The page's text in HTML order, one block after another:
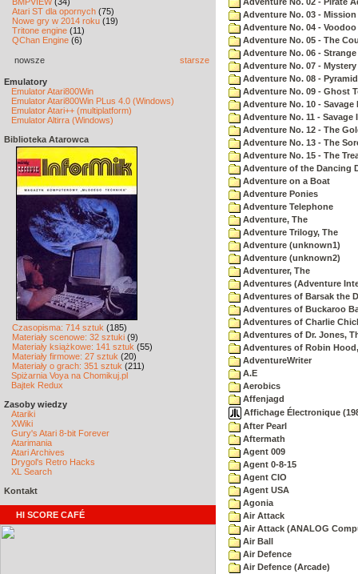
Atari ST dla opornych (75)
Nowe gry w 2014 roku (19)
Tritone engine (11)
QChan Engine (6)
nowsze starsze
Emulatory
Emulator Atari800Win
Emulator Atari800Win PLus 4.0 (Windows)
Emulator Atari++ (multiplatform)
Emulator Altirra (Windows)
Biblioteka Atarowca
Czasopisma: 714 sztuk (185)
Materiały scenowe: 32 sztuki (9)
Materiały książkowe: 141 sztuk (55)
Materiały firmowe: 27 sztuk (20)
Materiały o grach: 351 sztuk (211)
Spiżarnia Voya na Chomikuj.pl
Bajtek Redux
Zasoby wiedzy
Atariki
XWiki
Gury's Atari 8-bit Forever
Atarimania
Atari Archives
Drygol's Retro Hacks
XL Search
Kontakt
HI SCORE CAFÉ
Adventure No. 03 -
Adventure No. 04 - Voodoo
Adventure No. 05 - The
Adventure No. 06 -
Adventure No. 07 -
Adventure No. 08 -
Adventure No. 09 - Ghost
Adventure No. 10 - Savage
Adventure No. 11 - Savage
Adventure No. 12 - The
Adventure No. 13 - The
Adventure No. 15 - The
Adventure of the Dancing
Adventure on a Boat
Adventure Ponies
Adventure Telephone
Adventure, The
Adventure Trilogy, The
Adventure (unknown1)
Adventure (unknown2)
Adventurer, The
Adventures (Adventure
Adventures of Barsak the
Adventures of Buckaroo
Adventures of Charlie
Adventures of Dr. Jones,
Adventures of Robin
AdventureWriter
A.E
Aerobics
Affenjagd
Affichage Électronique
After Pearl
Aftermath
Agent 009
Agent 0-8-15
Agent CIO
Agent USA
Agonia
Air Attack
Air Attack (ANALOG
Air Ball
Air Defence
Air Defence (Arcade)